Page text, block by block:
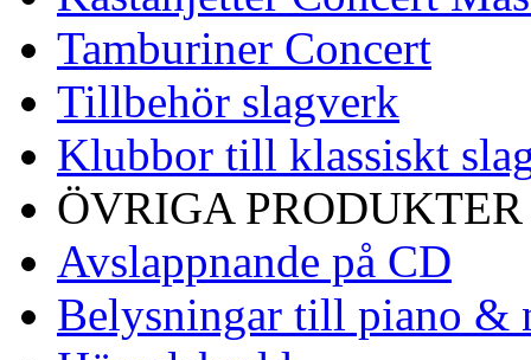
Tamburiner Concert
Tillbehör slagverk
Klubbor till klassiskt
ÖVRIGA PRODUKTER
Avslappnande på CD
Belysningar till piano &